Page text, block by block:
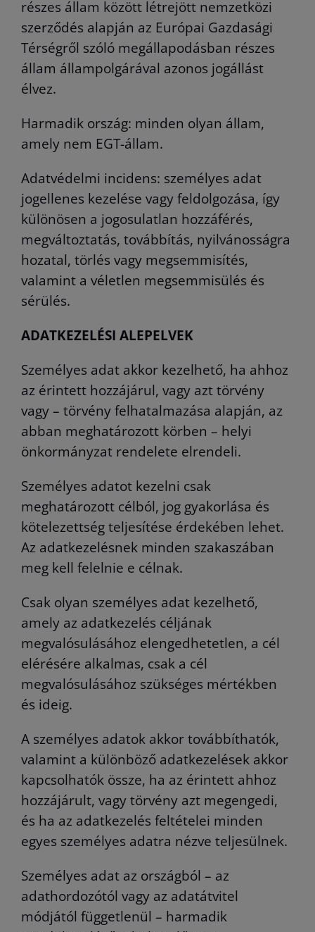
részes állam között létrejött nemzetközi
szerződés alapján az Európai Gazdasági
Térségről szóló megállapodásban részes
állam állampolgárával azonos jogállást
élvez.
Harmadik ország: minden olyan állam,
amely nem EGT-állam.
Adatvédelmi incidens: személyes adat
jogellenes kezelése vagy feldolgozása, így
különösen a jogosulatlan hozzáférés,
megváltoztatás, továbbítás, nyilvánosságra
hozatal, törlés vagy megsemmisítés,
valamint a véletlen megsemmisülés és
sérülés.
ADATKEZELÉSI ALEPELVEK
Személyes adat akkor kezelhető, ha ahhoz
az érintett hozzájárul, vagy azt törvény
vagy – törvény felhatalmazása alapján, az
abban meghatározott körben – helyi
önkormányzat rendelete elrendeli.
Személyes adatot kezelni csak
meghatározott célból, jog gyakorlása és
kötelezettség teljesítése érdekében lehet.
Az adatkezelésnek minden szakaszában
meg kell felelnie e célnak.
Csak olyan személyes adat kezelhető,
amely az adatkezelés céljának
megvalósulásához elengedhetetlen, a cél
elérésére alkalmas, csak a cél
megvalósulásához szükséges mértékben
és ideig.
A személyes adatok akkor továbbíthatók,
valamint a különböző adatkezelések akkor
kapcsolhatók össze, ha az érintett ahhoz
hozzájárult, vagy törvény azt megengedi,
és ha az adatkezelés feltételei minden
egyes személyes adatra nézve teljesülnek.
Személyes adat az országból – az
adathordozótól vagy az adatátvitel
módjától függetlenül – harmadik